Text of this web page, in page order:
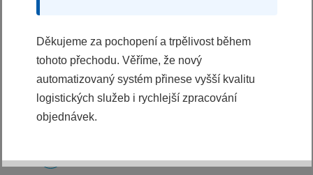
7990 Kč
KOUPIT
Ihned k odeslání
Děkujeme za pochopení a trpělivost během
tohoto přechodu. Věříme, že nový
automatizovaný systém přinese vyšší kvalitu
logistických služeb i rychlejší zpracování
objednávek.